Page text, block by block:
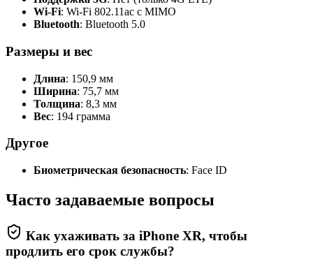
Wi-Fi: Wi-Fi 802.11ac с MIMO
Bluetooth: Bluetooth 5.0
Размеры и вес
Длина: 150,9 мм
Ширина: 75,7 мм
Толщина: 8,3 мм
Вес: 194 грамма
Другое
Биометрическая безопасность: Face ID
Часто задаваемые вопросы
Как ухаживать за iPhone XR, чтобы
продлить его срок службы?